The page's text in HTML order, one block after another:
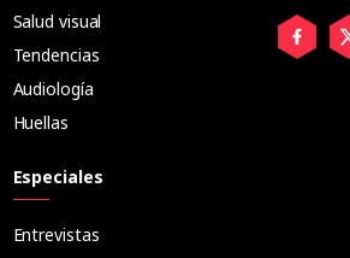
Salud visual
Tendencias
Audiología
Huellas
Especiales
Entrevistas